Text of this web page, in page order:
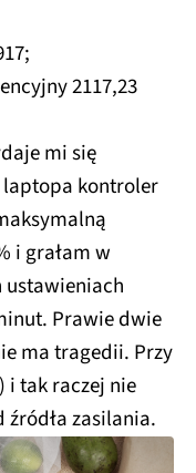
2117,23
mi się
laptopa kontroler
i grałam w
ustawieniach
Prawie dwie
ma tragedii. Przy
i tak raczej nie
zasilania.